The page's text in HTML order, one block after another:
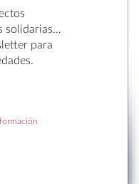
solidarias…
para